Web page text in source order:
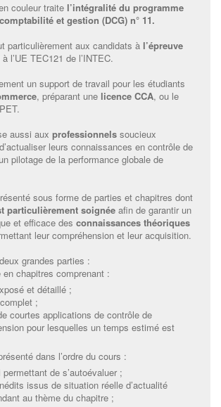
couleur traite l’intégralité du programme
et gestion (DCG) n° 11.
particulièrement aux candidats à l’épreuve
l’UE TEC121 de l’INTEC.
un support de travail pour les étudiants
, préparant une licence CCA, ou le
aussi aux professionnels soucieux
leurs connaissances en contrôle de
pilotage de la performance globale de
sous forme de parties et chapitres dont
particulièrement soignée afin de garantir un
et efficace des connaissances théoriques
leur compréhension et leur acquisition.
grandes parties :
en chapitres comprenant :
et détaillé ;
;
courtes applications de contrôle de
pour lesquelles un temps estimé est
dans l’ordre du cours :
de s’autoévaluer ;
issus de situation réelle d’actualité
au thème du chapitre ;